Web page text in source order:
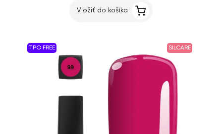
Vložiť do košíka
TPO FREE SILCARE